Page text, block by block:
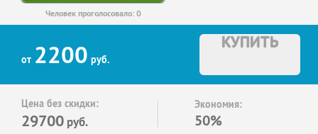
Человек проголосовало: 0
от 2200 руб.
КУПИТЬ
Цена без скидки:
29700 руб.
Экономия:
50%